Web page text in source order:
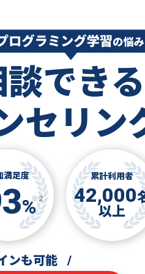
できる
セリン
満足度
%※2
累計利用者
42,000
以上
ンも可能 /